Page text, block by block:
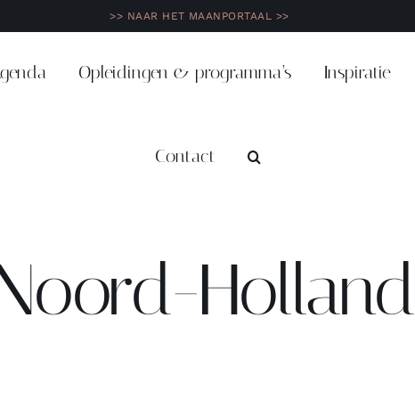
>> NAAR HET MAANPORTAAL >>
Opleidingen & programma’s Inspiratie
Contact
Holland